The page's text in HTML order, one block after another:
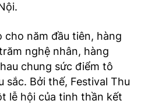
cho năm đầu tiên, hàng
nghệ nhân, hàng
chung sức điểm tô
sắc. Bởi thế, Festival Thu
lễ hội của tinh thần kết